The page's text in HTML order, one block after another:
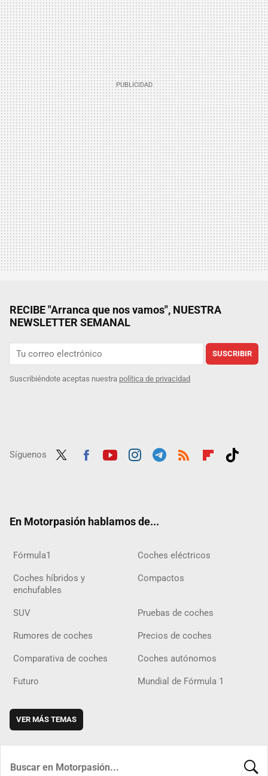
RECIBE "Arranca que nos vamos", NUESTRA
NEWSLETTER SEMANAL
SUSCRIBIR
Suscribiéndote aceptas nuestra política de privacidad
Síguenos
En Motorpasión hablamos de...
Fórmula1 Coches eléctricos
Coches híbridos y
enchufables
Compactos
SUV Pruebas de coches
Rumores de coches Precios de coches
Comparativa de coches Coches autónomos
Futuro Mundial de Fórmula 1
VER MÁS TEMAS